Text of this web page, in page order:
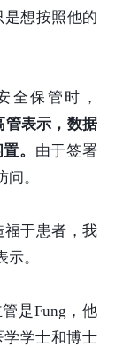
是想按照他的
全保管时，
管表示，数据
。 由于签署
。
福于患者，我
。
是Fung，他
学士和博士